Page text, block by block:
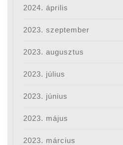
2024. április
2023. szeptember
2023. augusztus
2023. július
2023. június
2023. május
2023. március